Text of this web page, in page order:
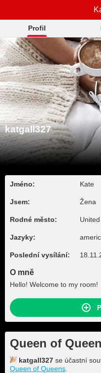
Profil
katgall327
Jméno: Kate
Jsem: Žena
Rodné město:
Jazyky:
Poslední vysílání:
O mně
Hello! Welcome to my room!
Queen of
katgall327 se účastní
Queen of Queens